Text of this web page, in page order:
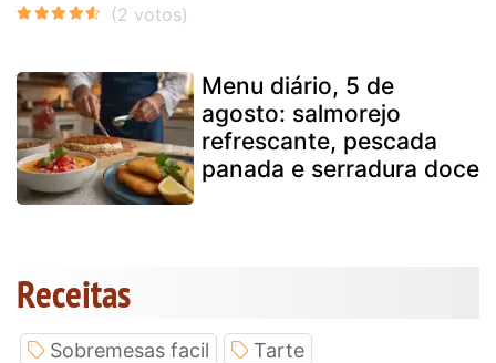
Menu diário, 5 de
agosto: salmorejo
refrescante, pescada
panada e serradura doce
Receitas
Sobremesas facil
Tarte